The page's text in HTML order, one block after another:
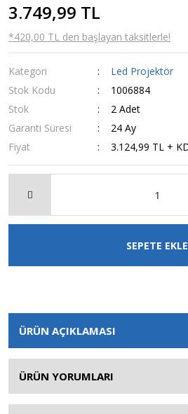
3.749,99 TL
*420,00 TL den başlayan taksitlerle!
Kategori
Led Projektör
Stok Kodu
1006884
Stok
2 Adet
Garanti Süresi
24 Ay
Fiyat
3.124,99 TL +
SEPETE EKLE
ÜRÜN AÇIKLAMASI
ÜRÜN YORUMLARI